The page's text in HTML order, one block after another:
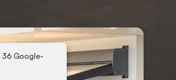
36 Google-